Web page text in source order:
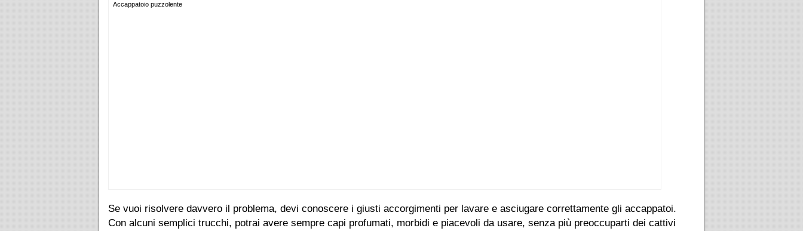
Accappatoio puzzolente
Se vuoi risolvere davvero il problema, devi conoscere i giusti accorgimenti per lavare e asciugare correttamente gli accappatoi.
Con alcuni semplici trucchi, potrai avere sempre capi profumati, morbidi e piacevoli da usare, senza più preoccuparti dei cattivi